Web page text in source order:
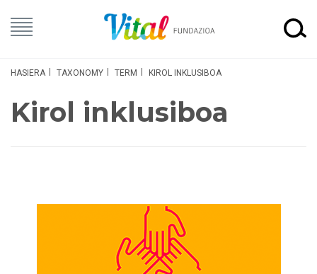
HASIERA TAXONOMY TERM KIROL INKLUSIBOA
Kirol inklusiboa